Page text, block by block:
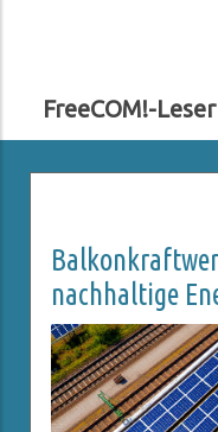
FreeCOM!-
nachhaltige